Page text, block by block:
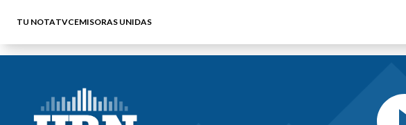
TU NOTATVCEMISORAS UNIDAS